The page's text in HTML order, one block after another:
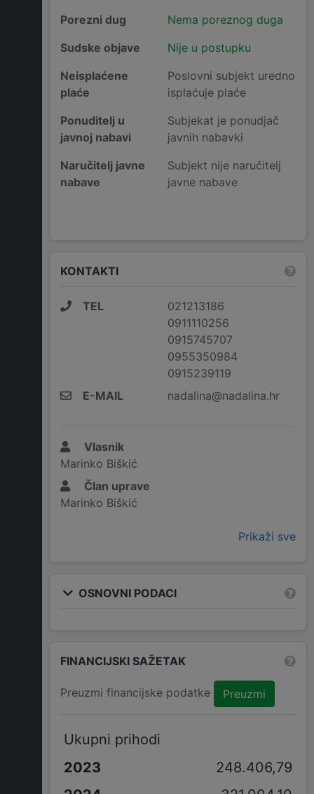
Porezni dug
Nema poreznog duga
Sudske objave
Nije u postupku
Neisplaćene
plaće
Poslovni subjekt uredno
isplaćuje plaće
Ponuditelj u
javnoj nabavi
Subjekat je ponudjač
javnih nabavki
Naručitelj javne
nabave
Subjekt nije naručitelj
javne nabave
KONTAKTI
TEL
021213186
0911110256
0915745707
0955350984
0915239119
E-MAIL
nadalina@nadalina.hr
Vlasnik
Marinko Biškić
Član uprave
Marinko Biškić
Prikaži sve
OSNOVNI PODACI
FINANCIJSKI SAŽETAK
Preuzmi financijske podatke Preuzmi
Ukupni prihodi
248.406,79